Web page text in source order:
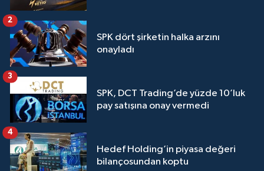
SPK dört şirketin halka arzını
onayladı
2
SPK, DCT Trading’de yüzde 10’luk
pay satışına onay vermedi
3
Hedef Holding’in piyasa değeri
bilançosundan koptu
4